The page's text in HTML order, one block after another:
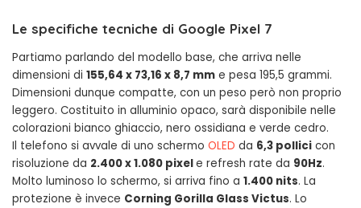
Le specifiche tecniche di Google Pixel 7
Partiamo parlando del modello base, che arriva nelle
dimensioni di 155,64 x 73,16 x 8,7 mm e pesa 195,5 grammi.
Dimensioni dunque compatte, con un peso però non proprio
leggero. Costituito in alluminio opaco, sarà disponibile nelle
colorazioni bianco ghiaccio, nero ossidiana e verde cedro.
Il telefono si avvale di uno schermo OLED da 6,3 pollici con
risoluzione da 2.400 x 1.080 pixele refresh rate da 90Hz.
Molto luminoso lo schermo, si arriva fino a 1.400 nits. La
protezione è invece Corning Gorilla Glass Victus. Lo